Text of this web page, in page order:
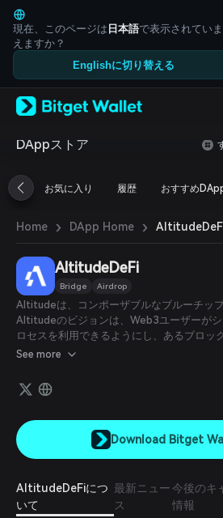
English
日本語
Tiếng Việt
Русский
Español (Latinoamérica)
Italiano
Deutsch
繁體中文
Português (Portugal)
ภาษาไทย
العربية
हिन्दी
Español
Português (Brasil)
Español (Argentina)
現在、このページは日本語で表示されていま
えますか？
Englishに切り替える
DAppストア
お気に入り 履歴 おすすめ
Home › DApp Home ›
AltitudeDeFi
Bridge Airdrop
Altitudeは、コンポーザブルなブルーチップ
Altitudeのビジョンは、Web3ユーザーが
ロセスを利用できるようにし、あるブロッ
クチェーンへとクロスチェーン流動性を促
See more
Download Bitget
AltitudeDeFiにつ
いて
最新ニュー
ス
今後のキ
情報